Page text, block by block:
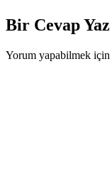
Bir Cevap Yaz
Yorum yapabilmek için